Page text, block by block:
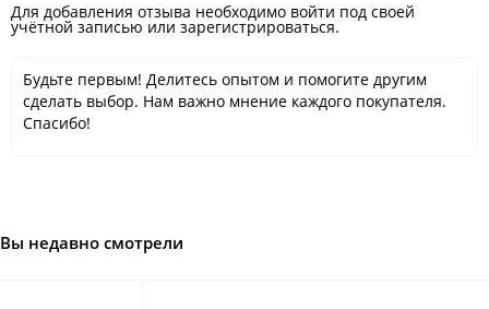
Для добавления отзыва необходимо войти под своей
учётной записью или зарегистрироваться.
Будьте первым! Делитесь опытом и помогите другим
сделать выбор. Нам важно мнение каждого покупателя.
Спасибо!
Вы недавно смотрели